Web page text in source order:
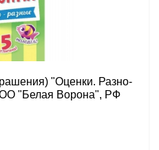
"Оценки. Разно-
"Белая Ворона", РФ